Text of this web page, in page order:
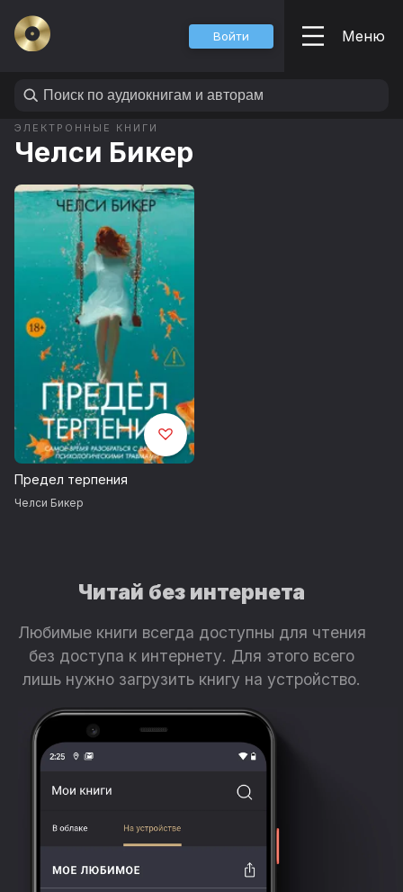
Войти Меню
ЭЛЕКТРОННЫЕ КНИГИ
Челси Бикер
Предел терпения
Челси Бикер
Читай без интернета
Любимые книги всегда доступны для чтения
без доступа к интернету. Для этого всего
лишь нужно загрузить книгу на устройство.